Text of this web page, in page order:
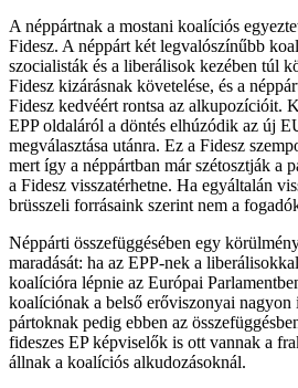
A néppártnak a mostani koalíciós
Fidesz. A néppárt két legvalószínűbb
szocialisták és a liberálisok kezében túl
Fidesz kizárásnak követelése, és a
Fidesz kedvéért rontsa az alkupozícióit.
EPP oldaláról a döntés elhúzódik az új
megválasztása utánra. Ez a Fidesz
mert így a néppártban már szétosztják a
a Fidesz visszatérhetne. Ha egyáltalán
brüsszeli forrásaink szerint nem a
Néppárti összefüggésében egy
maradását: ha az EPP-nek a
koalícióra lépnie az Európai
koalíciónak a belső erőviszonyai
pártoknak pedig ebben az
fideszes EP képviselők is ott vannak a
állnak a koalíciós alkudozásoknál.